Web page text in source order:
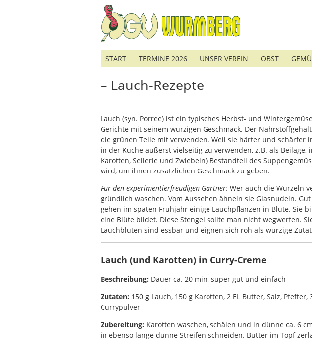
START TERMINE 2026 UNSER VEREIN OBST
– Lauch-Rezepte
Lauch (syn. Porree) ist ein typisches Herbst- und
Gerichte mit seinem würzigen Geschmack. Der
die grünen Teile mit verwenden. Weil sie härter und schärfer
in der Küche äußerst vielseitig zu verwenden, z.B. als
Karotten, Sellerie und Zwiebeln) Bestandteil des
wird, um ihnen zusätzlichen Geschmack zu geben.
Für den experimentierfreudigen Gärtner: Wer auch die Wurzeln
gründlich waschen. Vom Aussehen ähneln sie Glasnudeln.
gehen im späten Frühjahr einige Lauchpflanzen in Blüte. Sie
eine Blüte bildet. Diese Stengel sollte man nicht wegwerfen.
Lauchblüten sind essbar und eignen sich roh als würzige
Lauch (und Karotten) in Curry-Creme
Beschreibung: Dauer ca. 20 min, super gut und einfach
Zutaten: 150 g Lauch, 150 g Karotten, 2 EL Butter, Salz, Pfeffer,
Currypulver
Zubereitung: Karotten waschen, schälen und in dünne ca. 6
in ebenso lange dünne Streifen schneiden. Butter im Topf